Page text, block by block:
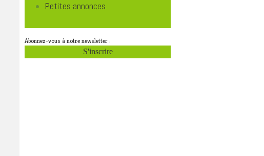
Petites annonces
Abonnez-vous à notre newsletter :
S'inscrire